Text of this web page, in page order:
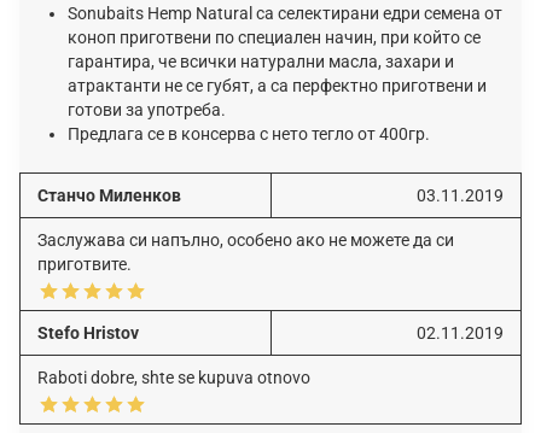
Sonubaits Hemp Natural са селектирани едри семена от
коноп приготвени по специален начин, при който се
гарантира, че всички натурални масла, захари и
атрактанти не се губят, а са перфектно приготвени и
готови за употреба.
Предлага се в консерва с нето тегло от 400гр.
Станчо Миленков 03.11.2019
Заслужава си напълно, особено ако не можете да си
приготвите.
Stefo Hristov 02.11.2019
Raboti dobre, shte se kupuva otnovo